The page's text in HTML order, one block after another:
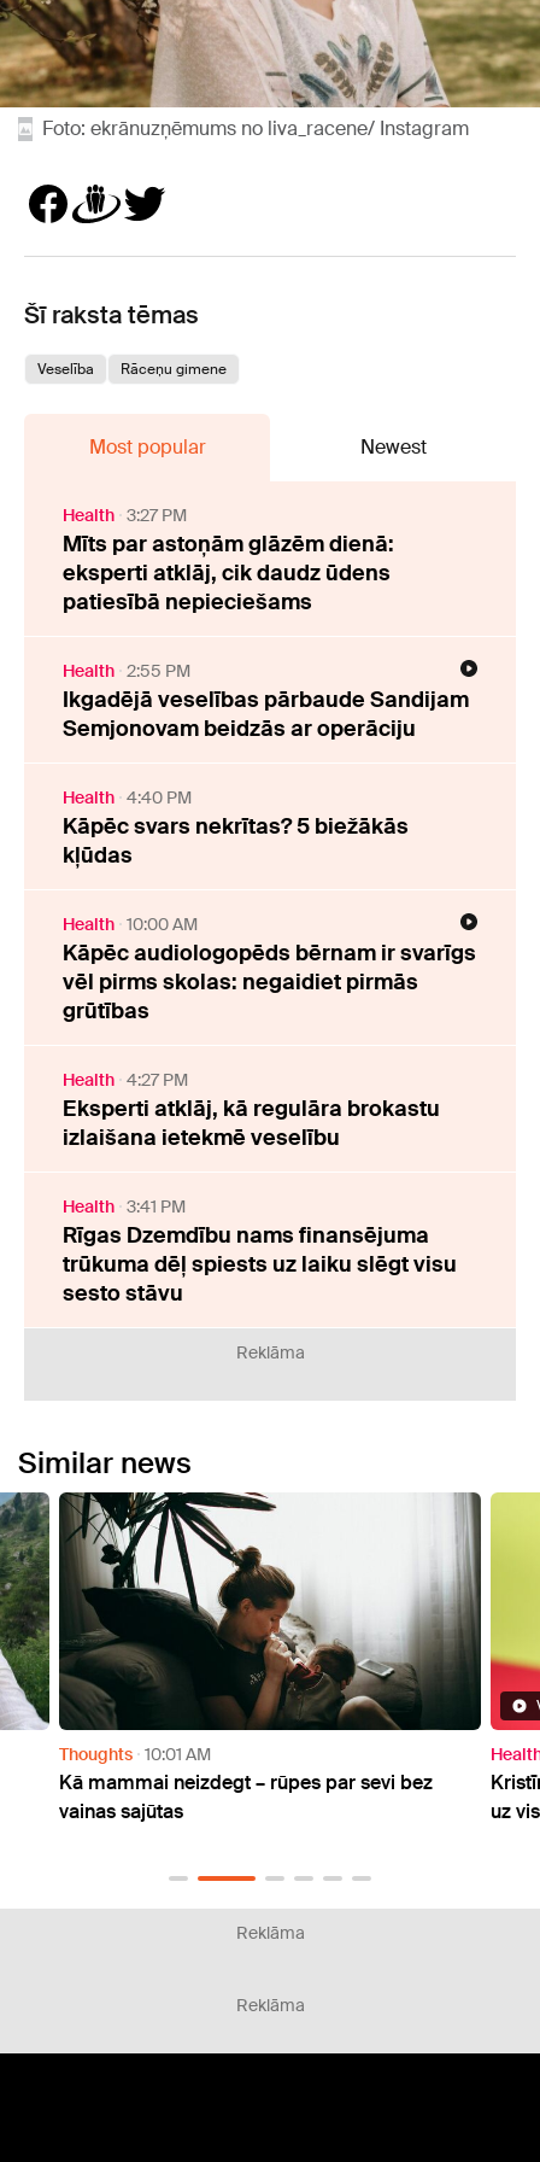
Foto: ekrānuzņēmums no liva_racene/ Instagram
Šī raksta tēmas
Veselība Rāceņu gimene
Most popular Newest
Health 3:27 PM
Mīts par astoņām glāzēm dienā:
eksperti atklāj, cik daudz ūdens
patiesībā nepieciešams
Health 2:55 PM
Ikgadējā veselības pārbaude Sandijam
Semjonovam beidzās ar operāciju
Health 4:40 PM
Kāpēc svars nekrītas? 5 biežākās
kļūdas
Health 10:00 AM
Kāpēc audiologopēds bērnam ir svarīgs
vēl pirms skolas: negaidiet pirmās
grūtības
Health 4:27 PM
Eksperti atklāj, kā regulāra brokastu
izlaišana ietekmē veselību
Health 3:41 PM
Rīgas Dzemdību nams finansējuma
trūkuma dēļ spiests uz laiku slēgt visu
sesto stāvu
Reklāma
Similar news
Thoughts 10:01 AM
Kā mammai neizdegt – rūpes par sevi bez
vainas sajūtas
uz
Reklāma
Reklāma